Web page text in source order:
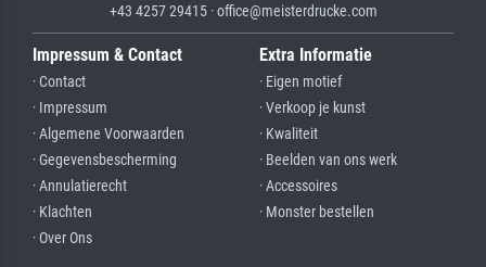
+43 4257 29415 · office@meisterdrucke.com
Impressum & Contact
· Contact
· Impressum
· Algemene Voorwaarden
· Gegevensbescherming
· Annulatierecht
· Klachten
· Over Ons
Extra Informatie
· Eigen motief
· Verkoop je kunst
· Kwaliteit
· Beelden van ons werk
· Accessoires
· Monster bestellen